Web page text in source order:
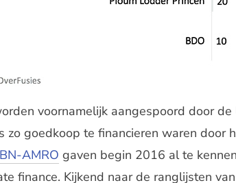
voornamelijk aangespoord door
goedkoop te financieren waren door
AMRO gaven begin 2016 al te
finance. Kijkend naar de ranglijsten